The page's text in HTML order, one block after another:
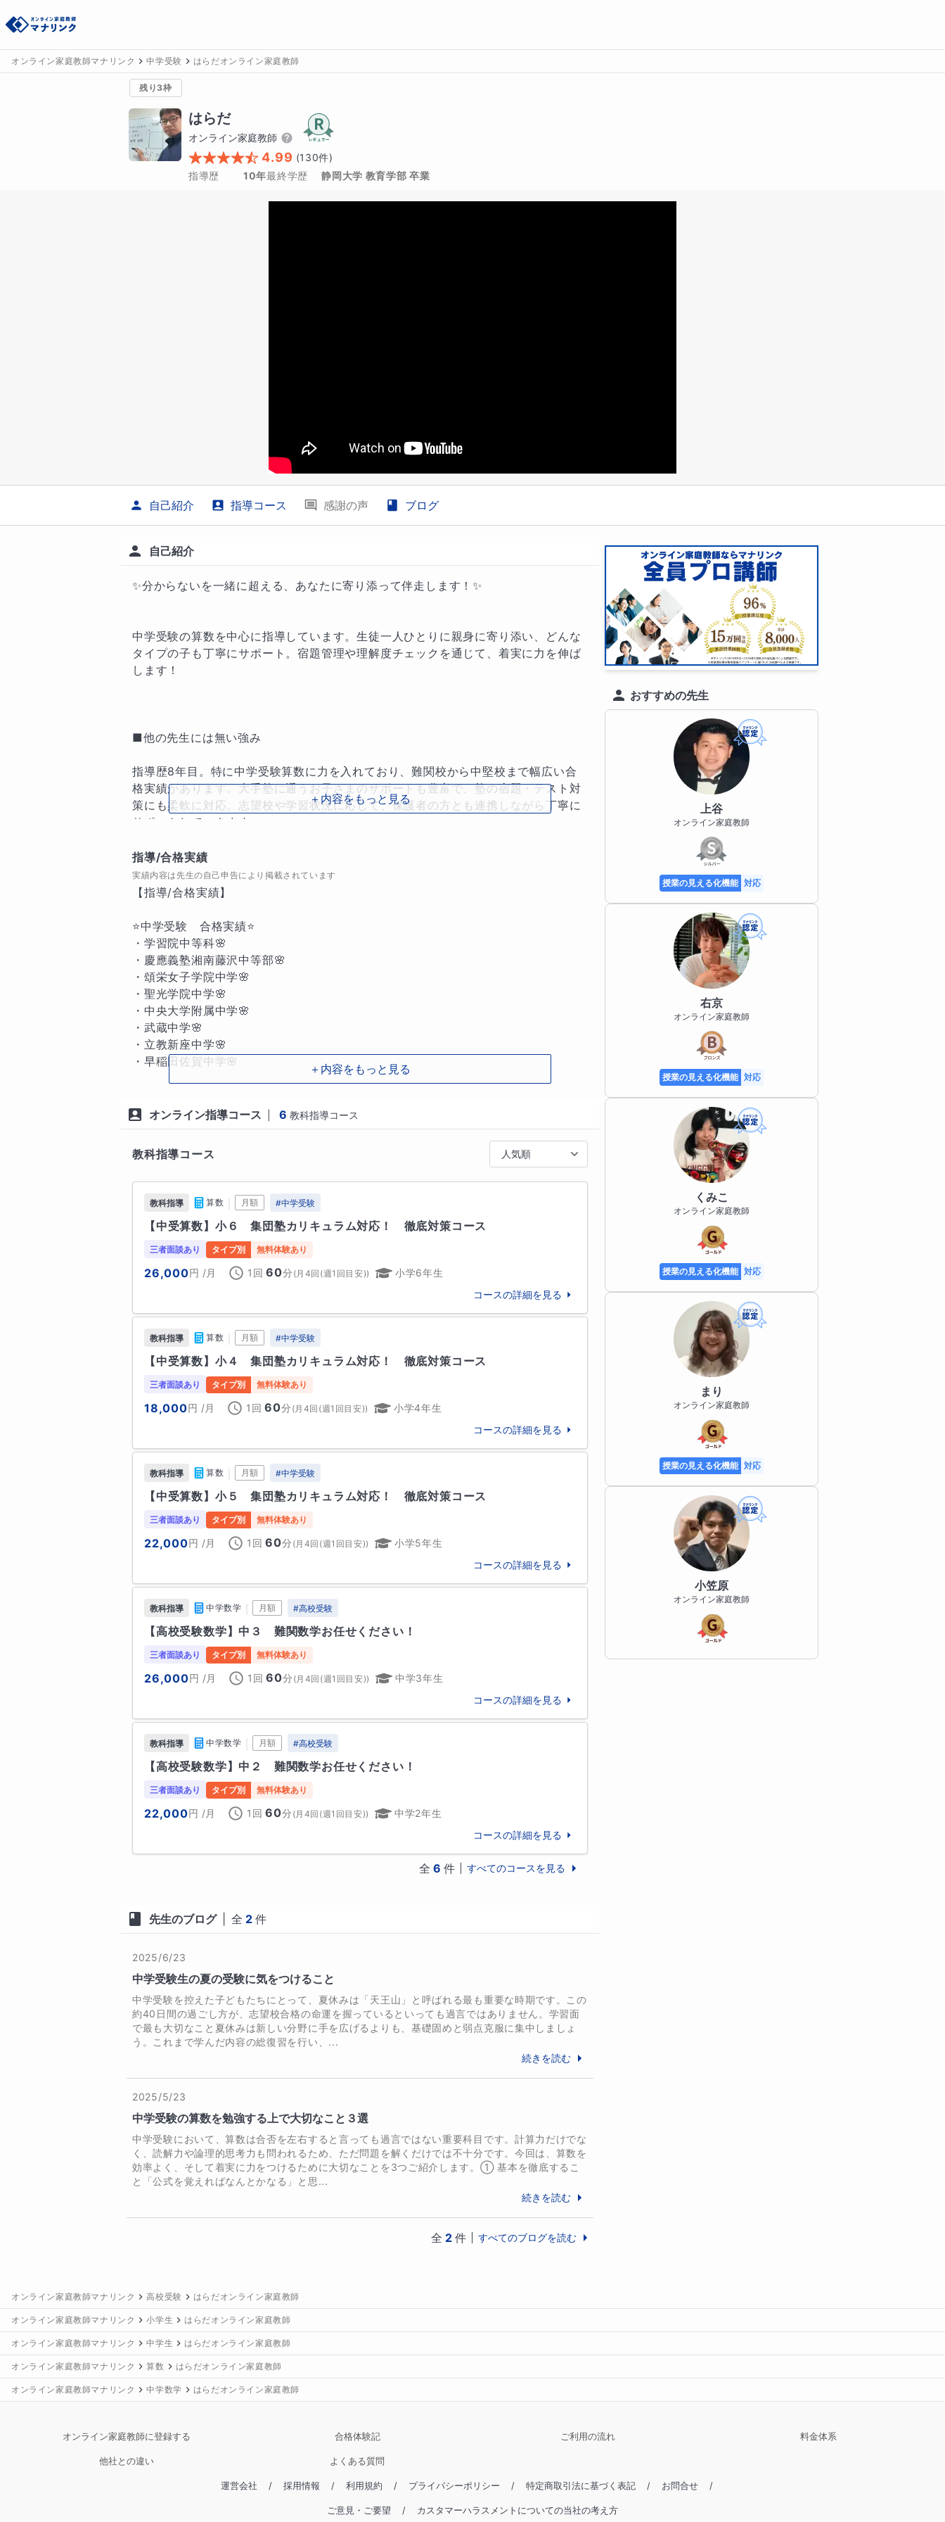
オンライン家庭教師マナリンク 中学受験 はらだオンライン家庭教師
残り3枠
はらだ
オンライン家庭教師
4.99 (130件)
指導歴
10年最終学歴 静岡大学 教育学部 卒業
自己紹介 指導コース 感謝の声 ブログ
自己紹介
✨分からないを一緒に超える、あなたに寄り添って伴走します！✨
中学受験の算数を中心に指導しています。生徒一人ひとりに親身に寄り添い、どんな
タイプの子も丁寧にサポート。宿題管理や理解度チェックを通じて、着実に力を伸ば
します！
■他の先生には無い強み
指導歴8年目。特に中学受験算数に力を入れており、難関校から中堅校まで幅広い合
格実績があります。大手塾に通うお子さまのサポートも豊富で、塾の宿題・テスト対
策にも柔軟に対応。志望校や学習状況に応じて、保護者の方とも連携しながら丁寧に
サポートしていきます。
■指導方針・指導ポイント
① 指導では『なぜそうなるのか？』を繰り返し問い、本質的な理解を大切にしてい
ます。表面的な解き方にとどまらず、根本から納得することで応用力が育ちます。
② 徹底的な反復で、テスト本番でも迷わず手が動く状態まで持っていくのが私のス
タイルです。必要であれば、宿題も２周３周と反復するようお伝えいたします。
■相性の良いご家庭・生徒
✅　もっと難しい問題に挑戦したい意欲の高いお子さま。
✅　個別で過去問対策をしてほしいお子さま
はできない『ちょうどいいレベル』での指導を心がけております。塾のテスト対策・
宿題のサポートも対応しておりますので、自分だけの伴走者を意識して指導して参り
ます。
■保護者様へ
保護者の方とは密な連絡を心がけております。個別だからこその親身な対応で、最後
までしっかりとサポートさせていただきます！無料体験授業、受け付けております！
趣味
・読書📖
好きな作家さんは三秋縋さんです！
【学歴】
・2018年〜2023年　大手学習塾勤務
・2023年〜現在　　オンライン家庭教師
＋内容をもっと見る
指導/合格実績
実績内容は先生の自己申告により掲載されています
【指導/合格実績】
⭐️中学受験　合格実績⭐️
・学習院中等科🌸
・慶應義塾湘南藤沢中等部🌸
・頌栄女子学院中学🌸
・聖光学院中学🌸
・中央大学附属中学🌸
・武蔵中学🌸
・立教新座中学🌸
・早稲田佐賀中学🌸
⭐️高校受験　合格実績⭐️
・慶應義塾湘南藤沢高等部🌸
・国際基督教大学高等学校🌸
・早稲田本庄高等学校🌸
・早稲田渋谷シンガポール🌸
＋内容をもっと見る
オンライン指導コース 6 教科指導コース
教科指導コース 人気順
教科指導 算数 月額 #中学受験
【中受算数】小６　集団塾カリキュラム対応！　徹底対策コース
三者面談あり タイプ別 無料体験あり
26,000円 /月 1回 60分 ( 月4回(週1回目安))
小学6年生
コースの詳細を見る
教科指導 算数 月額 #中学受験
【中受算数】小４　集団塾カリキュラム対応！　徹底対策コース
三者面談あり タイプ別 無料体験あり
18,000円 /月 1回 60分 ( 月4回(週1回目安))
小学4年生
コースの詳細を見る
教科指導 算数 月額 #中学受験
【中受算数】小５　集団塾カリキュラム対応！　徹底対策コース
三者面談あり タイプ別 無料体験あり
22,000円 /月 1回 60分 ( 月4回(週1回目安))
小学5年生
コースの詳細を見る
教科指導 中学数学 月額 #高校受験
【高校受験数学】中３　難関数学お任せください！
三者面談あり タイプ別 無料体験あり
26,000円 /月 1回 60分 ( 月4回(週1回目安))
中学3年生
コースの詳細を見る
教科指導 中学数学 月額 #高校受験
【高校受験数学】中２　難関数学お任せください！
三者面談あり タイプ別 無料体験あり
22,000円 /月 1回 60分 ( 月4回(週1回目安))
中学2年生
コースの詳細を見る
全 6 件 すべてのコースを見る
先生のブログ 全 2 件
2025/6/23
中学受験生の夏の受験に気をつけること
中学受験を控えた子どもたちにとって、夏休みは「天王山」と呼ばれる最も重要な時期です。この
約40日間の過ごし方が、志望校合格の命運を握っているといっても過言ではありません。学習面
で最も大切なこと夏休みは新しい分野に手を広げるよりも、基礎固めと弱点克服に集中しましょ
う。これまで学んだ内容の総復習を行い、...
続きを読む
2025/5/23
中学受験の算数を勉強する上で大切なこと３選
中学受験において、算数は合否を左右すると言っても過言ではない重要科目です。計算力だけでな
く、読解力や論理的思考力も問われるため、ただ問題を解くだけでは不十分です。今回は、算数を
効率よく、そして着実に力をつけるために大切なことを3つご紹介します。① 基本を徹底するこ
と「公式を覚えればなんとかなる」と思...
続きを読む
全 2 件 すべてのブログを読む
おすすめの先生
上谷
オンライン家庭教師
授業の見える化機能 対応
右京
オンライン家庭教師
授業の見える化機能 対応
くみこ
オンライン家庭教師
授業の見える化機能 対応
まり
オンライン家庭教師
授業の見える化機能 対応
小笠原
オンライン家庭教師
オンライン家庭教師マナリンク 高校受験 はらだオンライン家庭教師
オンライン家庭教師マナリンク 小学生 はらだオンライン家庭教師
オンライン家庭教師マナリンク 中学生 はらだオンライン家庭教師
オンライン家庭教師マナリンク 算数 はらだオンライン家庭教師
オンライン家庭教師マナリンク 中学数学 はらだオンライン家庭教師
オンライン家庭教師に登録する 合格体験記 ご利用の流れ 料金体系
他社との違い よくある質問
運営会社 / 採用情報 / 利用規約 / プライバシーポリシー / 特定商取引法に基づく表記 / お問合せ /
ご意見・ご要望 / カスタマーハラスメントについての当社の考え方